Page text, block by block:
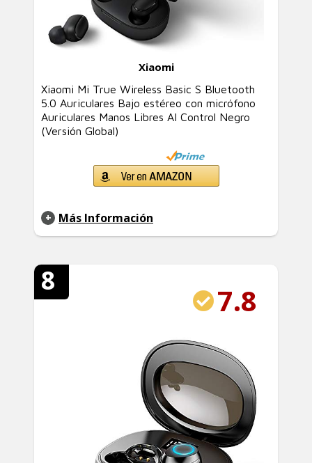
Xiaomi
Xiaomi Mi True Wireless Basic S Bluetooth
5.0 Auriculares Bajo estéreo con micrófono
Auriculares Manos Libres AI Control Negro
(Versión Global)
Más Información
8
7.8